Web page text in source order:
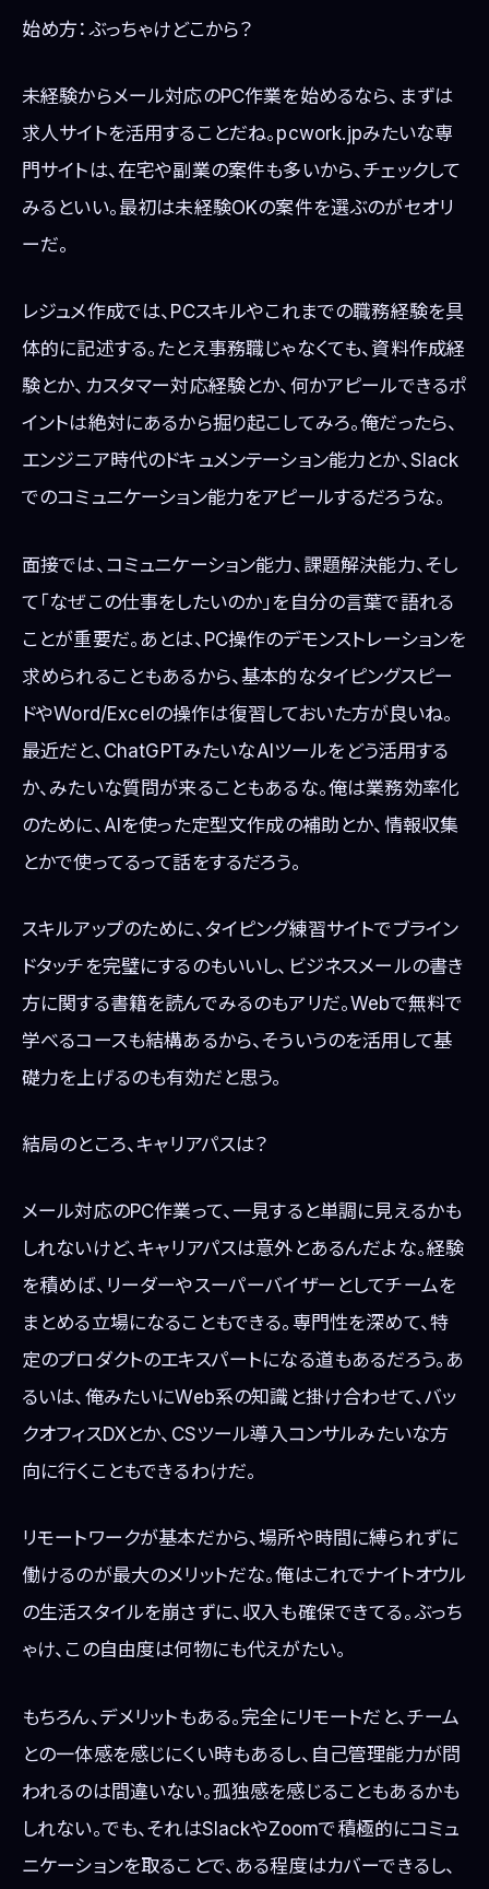
始め方：ぶっちゃけどこから？
未経験からメール対応のPC作業を始めるなら、まずは
求人サイトを活用することだね。pcwork.jpみたいな専
門サイトは、在宅や副業の案件も多いから、チェックして
みるといい。最初は未経験OKの案件を選ぶのがセオリ
ーだ。
レジュメ作成では、PCスキルやこれまでの職務経験を具
体的に記述する。たとえ事務職じゃなくても、資料作成経
験とか、カスタマー対応経験とか、何かアピールできるポ
イントは絶対にあるから掘り起こしてみろ。俺だったら、
エンジニア時代のドキュメンテーション能力とか、Slack
でのコミュニケーション能力をアピールするだろうな。
面接では、コミュニケーション能力、課題解決能力、そし
て「なぜこの仕事をしたいのか」を自分の言葉で語れる
ことが重要だ。あとは、PC操作のデモンストレーションを
求められることもあるから、基本的なタイピングスピー
ドやWord/Excelの操作は復習しておいた方が良いね。
最近だと、ChatGPTみたいなAIツールをどう活用する
か、みたいな質問が来ることもあるな。俺は業務効率化
のために、AIを使った定型文作成の補助とか、情報収集
とかで使ってるって話をするだろう。
スキルアップのために、タイピング練習サイトでブライン
ドタッチを完璧にするのもいいし、ビジネスメールの書き
方に関する書籍を読んでみるのもアリだ。Webで無料で
学べるコースも結構あるから、そういうのを活用して基
礎力を上げるのも有効だと思う。
結局のところ、キャリアパスは？
メール対応のPC作業って、一見すると単調に見えるかも
しれないけど、キャリアパスは意外とあるんだよな。経験
を積めば、リーダーやスーパーバイザーとしてチームを
まとめる立場になることもできる。専門性を深めて、特
定のプロダクトのエキスパートになる道もあるだろう。あ
るいは、俺みたいにWeb系の知識と掛け合わせて、バッ
クオフィスDXとか、CSツール導入コンサルみたいな方
向に行くこともできるわけだ。
リモートワークが基本だから、場所や時間に縛られずに
働けるのが最大のメリットだな。俺はこれでナイトオウル
の生活スタイルを崩さずに、収入も確保できてる。ぶっち
ゃけ、この自由度は何物にも代えがたい。
もちろん、デメリットもある。完全にリモートだと、チーム
との一体感を感じにくい時もあるし、自己管理能力が問
われるのは間違いない。孤独感を感じることもあるかも
しれない。でも、それはSlackやZoomで積極的にコミュ
ニケーションを取ることで、ある程度はカバーできるし、